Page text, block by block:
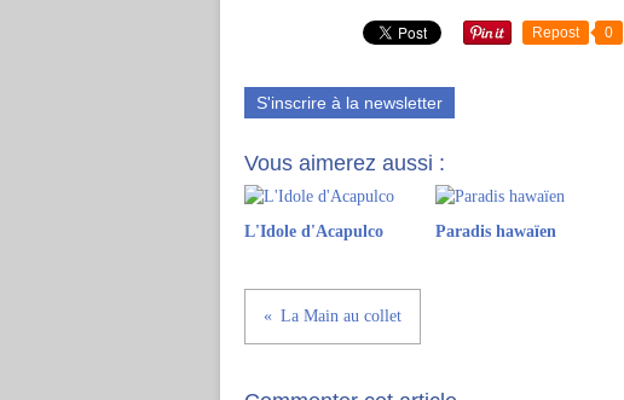
Repost 0
S'inscrire à la newsletter
Vous aimerez aussi :
L'Idole d'Acapulco
Paradis hawaïen
La Main au collet